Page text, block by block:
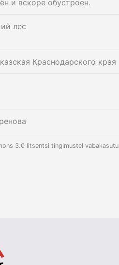
и вскоре обустроен.
лес
Краснодарского края
3.0 litsentsi tingimustel